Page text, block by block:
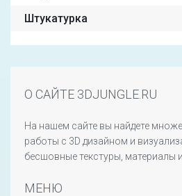
Штукатурка
О САЙТЕ 3DJUNGLE.RU
На нашем сайте вы найдете
работы с 3D дизайном и
бесшовные текстуры, материалы
МЕНЮ